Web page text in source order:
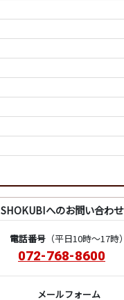
SHOKUBIへのお問い合わせ
電話番号（平日10時～17時）
072-768-8600
メールフォーム